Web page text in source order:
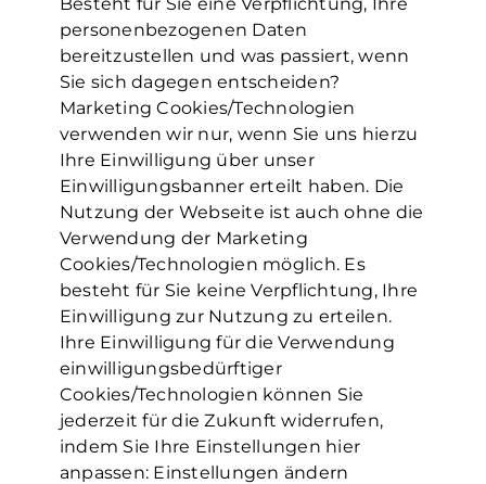
personenbezogenen Daten
bereitzustellen und was passiert, wenn
Sie sich dagegen entscheiden?
Marketing Cookies/Technologien
verwenden wir nur, wenn Sie uns hierzu
Ihre Einwilligung über unser
Einwilligungsbanner erteilt haben. Die
Nutzung der Webseite ist auch ohne die
Verwendung der Marketing
Cookies/Technologien möglich. Es
besteht für Sie keine Verpflichtung, Ihre
Einwilligung zur Nutzung zu erteilen.
Ihre Einwilligung für die Verwendung
einwilligungsbedürftiger
Cookies/Technologien können Sie
jederzeit für die Zukunft widerrufen,
indem Sie Ihre Einstellungen hier
anpassen: Einstellungen ändern